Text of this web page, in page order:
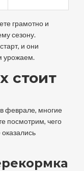
грамотно и
сезону.
и они
урожаем.
стоит
феврале, многие
посмотрим, чего